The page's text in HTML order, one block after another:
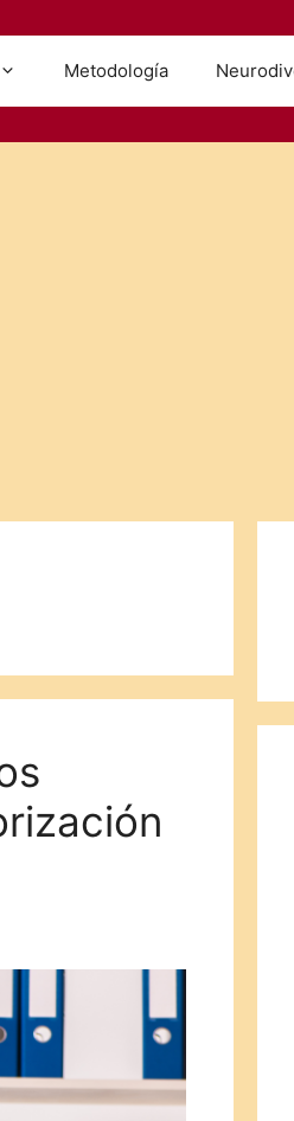
Metodología